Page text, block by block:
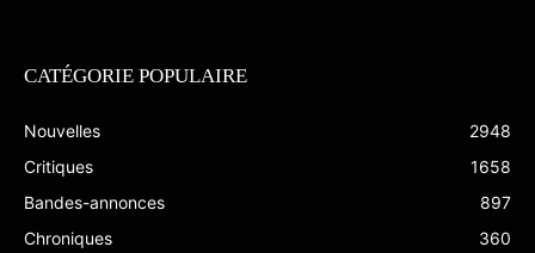
CATÉGORIE POPULAIRE
Nouvelles
2948
Critiques
1658
Bandes-annonces
897
Chroniques
360